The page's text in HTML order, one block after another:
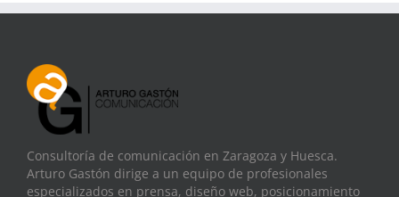
Consultoría de comunicación en Zaragoza y Huesca.
Arturo Gastón dirige a un equipo de profesionales
especializados en prensa, diseño web, posicionamiento